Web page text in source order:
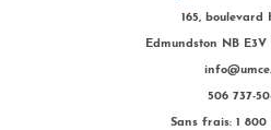
165, boulevard
Edmundston NB E3V
506 737-
Sans frais: 1 800